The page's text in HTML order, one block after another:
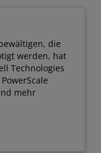
die
werden, hat
Technologies
mehr